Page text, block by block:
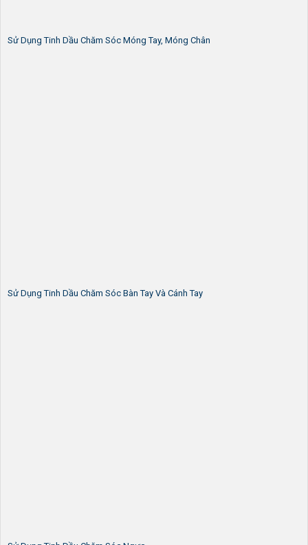
Sử Dụng Tinh Dầu Chăm Sóc Móng Tay, Móng Chân
Sử Dụng Tinh Dầu Chăm Sóc Bàn Tay Và Cánh Tay